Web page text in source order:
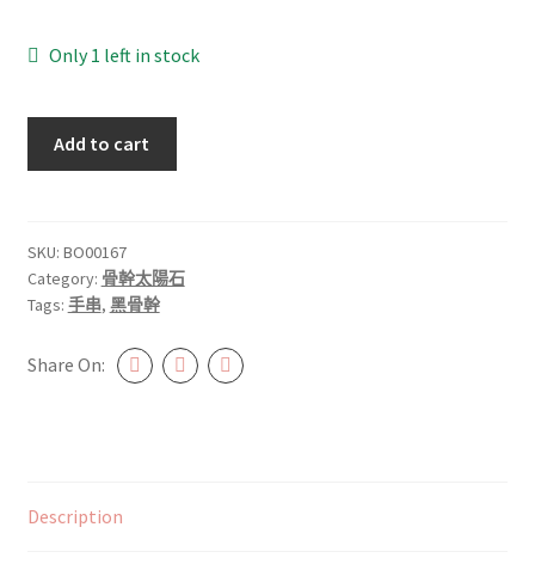
Only 1 left in stock
#BO00167
quantity
Add to cart
SKU: BO00167
Category: 骨幹太陽石
Tags: 手串, 黑骨幹
Share On:
Description